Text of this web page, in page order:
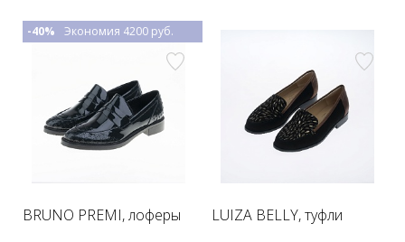
BRUNO PREMI, лоферы
-40% Экономия 4200 руб.
LUIZA BELLY, туфли